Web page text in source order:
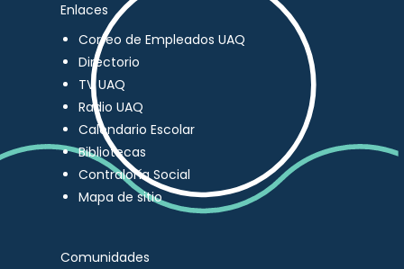
Enlaces
Correo de Empleados UAQ
Directorio
TV UAQ
Radio UAQ
Calendario Escolar
Bibliotecas
Contraloría Social
Mapa de sitio
Comunidades